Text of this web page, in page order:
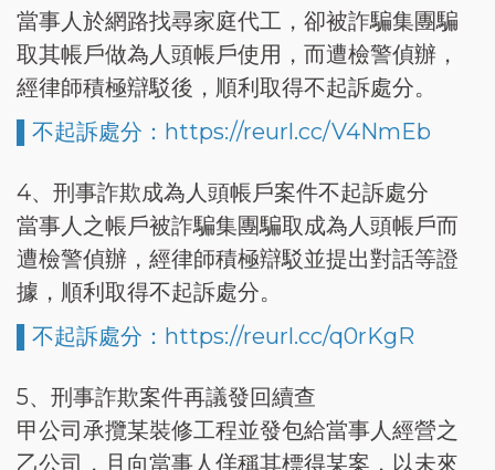
當事人於網路找尋家庭代工，卻被詐騙集團騙
取其帳戶做為人頭帳戶使用，而遭檢警偵辦，
經律師積極辯駁後，順利取得不起訴處分。
▌不起訴處分：https://reurl.cc/V4NmEb
4、刑事詐欺成為人頭帳戶案件不起訴處分
當事人之帳戶被詐騙集團騙取成為人頭帳戶而
遭檢警偵辦，經律師積極辯駁並提出對話等證
據，順利取得不起訴處分。
▌不起訴處分：https://reurl.cc/q0rKgR
5、刑事詐欺案件再議發回續查
甲公司承攬某裝修工程並發包給當事人經營之
乙公司，且向當事人佯稱其標得某案，以未來